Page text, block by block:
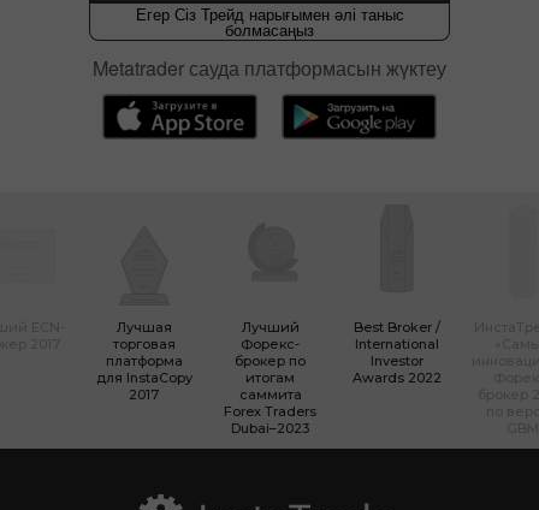
Егер Сіз Трейд нарығымен әлі таныс
болмасаңыз
Metatrader сауда платформасын жүктеу
Лучшая
торговая
платформа
для InstaCopy
2017
Лучший
Форекс-
брокер по
итогам
саммита
Forex Traders
Dubai–2023
Best Broker /
International
Investor
Awards 2022